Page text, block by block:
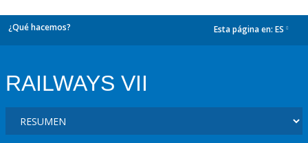
¿Qué hacemos? Esta página en: ES
RAILWAYS VII